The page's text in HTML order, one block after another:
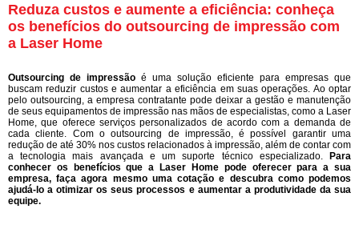
Reduza custos e aumente a eficiência: conheça
os benefícios do outsourcing de impressão com
a Laser Home
Outsourcing de impressão é uma solução eficiente para empresas que
buscam reduzir custos e aumentar a eficiência em suas operações. Ao optar
pelo outsourcing, a empresa contratante pode deixar a gestão e manutenção
de seus equipamentos de impressão nas mãos de especialistas, como a Laser
Home, que oferece serviços personalizados de acordo com a demanda de
cada cliente. Com o outsourcing de impressão, é possível garantir uma
redução de até 30% nos custos relacionados à impressão, além de contar com
a tecnologia mais avançada e um suporte técnico especializado. Para
conhecer os benefícios que a Laser Home pode oferecer para a sua
empresa, faça agora mesmo uma cotação e descubra como podemos
ajudá-lo a otimizar os seus processos e aumentar a produtividade da sua
equipe.